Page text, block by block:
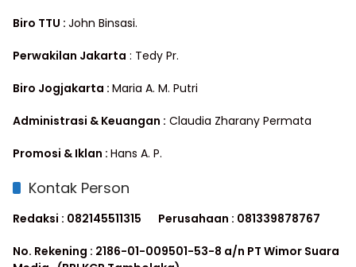
Biro TTU : John Binsasi.
Perwakilan Jakarta : Tedy Pr.
Biro Jogjakarta : Maria A. M. Putri
Administrasi & Keuangan : Claudia Zharany Permata
Promosi & Iklan : Hans A. P.
Kontak Person
Redaksi : 082145511315 Perusahaan : 081339878767
No. Rekening : 2186-01-009501-53-8 a/n PT Wimor Suara